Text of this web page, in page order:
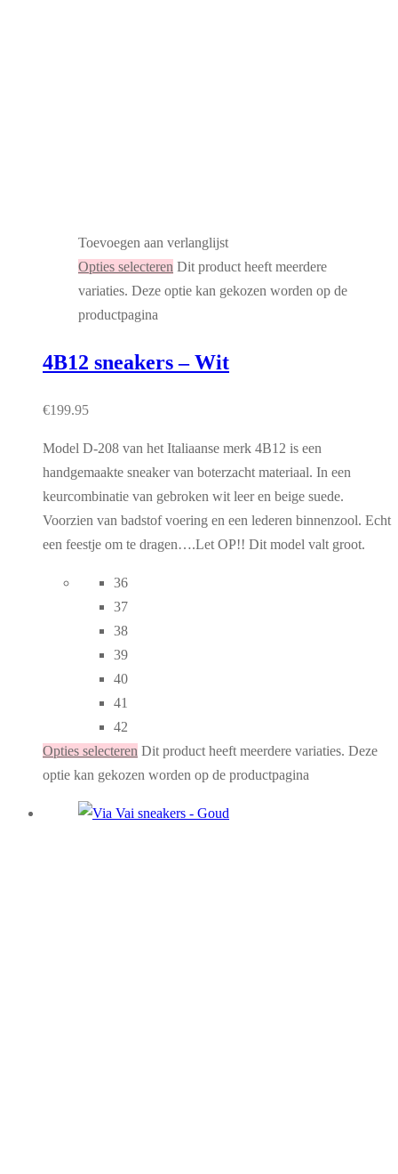
Toevoegen aan verlanglijst
Opties selecteren Dit product heeft meerdere
variaties. Deze optie kan gekozen worden op de
productpagina
4B12 sneakers – Wit
€199.95
Model D-208 van het Italiaanse merk 4B12 is een
handgemaakte sneaker van boterzacht materiaal. In een
keurcombinatie van gebroken wit leer en beige suede.
Voorzien van badstof voering en een lederen binnenzool. Echt
een feestje om te dragen….Let OP!! Dit model valt groot.
36
37
38
39
40
41
42
Opties selecteren Dit product heeft meerdere variaties. Deze
optie kan gekozen worden op de productpagina